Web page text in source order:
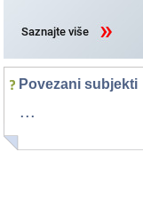
Povezani subjekti
...